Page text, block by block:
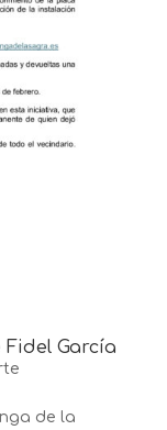
García
de la